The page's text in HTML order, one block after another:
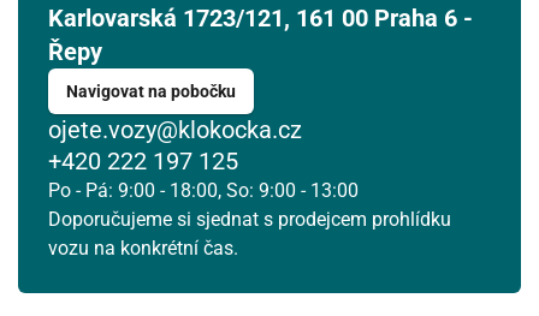
Karlovarská 1723/121, 161 00 Praha 6 -
Řepy
Navigovat na pobočku
ojete.vozy@klokocka.cz
+420 222 197 125
Po - Pá: 9:00 - 18:00, So: 9:00 - 13:00
Doporučujeme si sjednat s prodejcem prohlídku
vozu na konkrétní čas.